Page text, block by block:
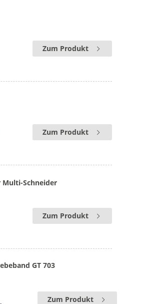
Zum Produkt
Zum Produkt
Multi-Schneider
Zum Produkt
GT 703
Zum Produkt